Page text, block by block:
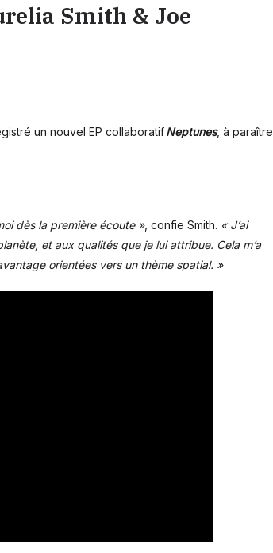
Smith & Joe
un nouvel EP collaboratifNeptunes, à paraître
dès la première écoute », confie Smith. « J’ai
et aux qualités que je lui attribue. Cela m’a
orientées vers un thème spatial. »